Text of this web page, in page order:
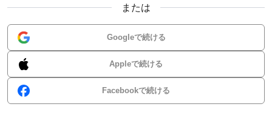
または
Googleで続ける
Appleで続ける
Facebookで続ける